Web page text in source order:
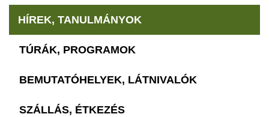
HÍREK, TANULMÁNYOK
TÚRÁK, PROGRAMOK
BEMUTATÓHELYEK, LÁTNIVALÓK
SZÁLLÁS, ÉTKEZÉS